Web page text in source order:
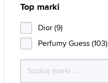
Top marki
Dior (9)
Perfumy Guess (103)